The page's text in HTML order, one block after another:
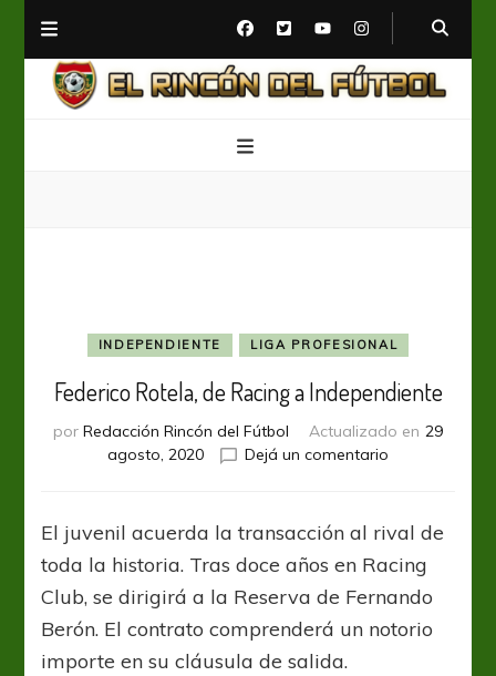
INDEPENDIENTE LIGA PROFESIONAL
Federico Rotela, de Racing a Independiente
por Redacción Rincón del Fútbol Actualizado en 29
agosto, 2020
Dejá un comentario
Racing
a
Independiente
El juvenil acuerda la transacción al rival de
toda la historia. Tras doce años en Racing
Club, se dirigirá a la Reserva de Fernando
Berón. El contrato comprenderá un notorio
importe en su cláusula de salida.